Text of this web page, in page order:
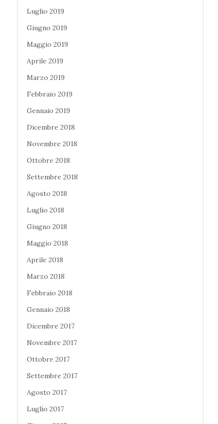
Luglio 2019
Giugno 2019
Maggio 2019
Aprile 2019
Marzo 2019
Febbraio 2019
Gennaio 2019
Dicembre 2018
Novembre 2018
Ottobre 2018
Settembre 2018
Agosto 2018
Luglio 2018
Giugno 2018
Maggio 2018
Aprile 2018
Marzo 2018
Febbraio 2018
Gennaio 2018
Dicembre 2017
Novembre 2017
Ottobre 2017
Settembre 2017
Agosto 2017
Luglio 2017